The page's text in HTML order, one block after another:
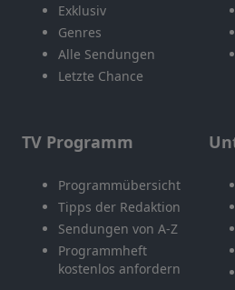
Exklusiv
Genres
Alle Sendungen
Letzte Chance
TV Programm
Programmübersicht
Tipps der Redaktion
Sendungen von A-Z
Programmheft
kostenlos anfordern